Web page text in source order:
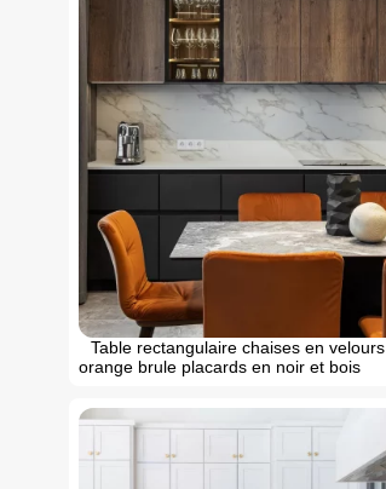
Table rectangulaire chaises en velours
orange brule placards en noir et bois